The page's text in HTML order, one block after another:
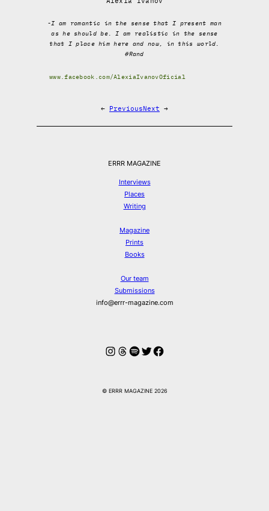
-I am romantic in the sense that I present man
as he should be. I am realistic in the sense
that I place him here and now, in this world.
#Rand
www.facebook.com/AlexiaIvanovOficial
← PreviousNext →
ERRR MAGAZINE
Interviews
Places
Writing
Magazine
Prints
Books
Our team
Submissions
info@errr-magazine.com
Instagram
Threads
Spotify
Twitter
Facebook
© ERRR MAGAZINE 2026